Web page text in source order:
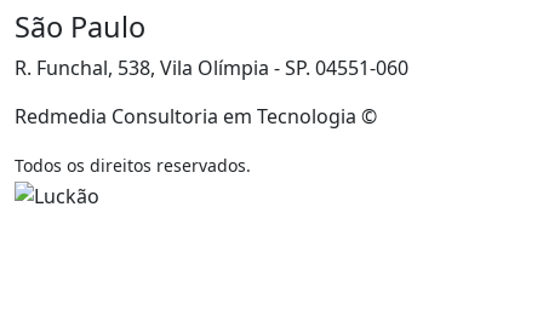
São Paulo
R. Funchal, 538, Vila Olímpia - SP. 04551-060
Redmedia Consultoria em Tecnologia ©
Todos os direitos reservados.